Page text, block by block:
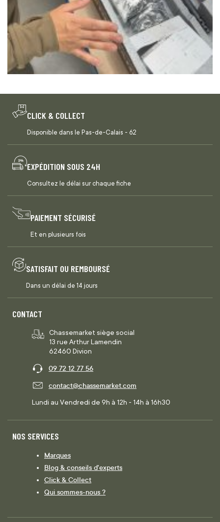
CLICK & COLLECT
Disponible dans le Pas-de-Calais - 62
EXPÉDITION SOUS 24H
Consultez le délai sur chaque fiche
PAIEMENT SÉCURISÉ
Et en plusieurs fois
SATISFAIT OU REMBOURSÉ
Dans un délai de 14 jours
CONTACT
Chassemarket siège social
13 rue Arthur Lamendin
62460 Divion
09 72 12 77 56
contact@chassemarket.com
Lundi au Vendredi de 9h à 12h - 14h à 16h30
NOS SERVICES
Marques
Blog & conseils d'experts
Click & Collect
Qui sommes-nous ?